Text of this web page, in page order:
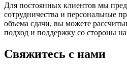
Для постоянных клиентов мы
сотрудничества и персональные
объема сдачи, вы можете
подход и поддержку со стороны
Свяжитесь с нами